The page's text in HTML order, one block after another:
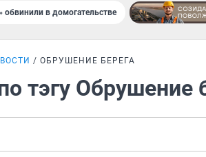
в домогательстве
ОБРУШЕНИЕ БЕРЕГА
тэгу Обрушение